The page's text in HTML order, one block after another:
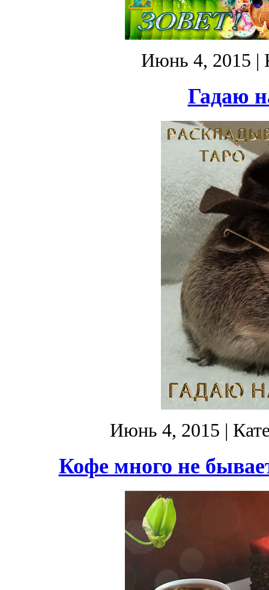
Июнь 4, 2015 |
Гадаю
Июнь 4, 2015 |
Кофе много не